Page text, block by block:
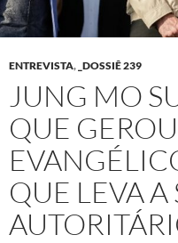
ENTREVISTA, _DOSSIÊ 239
JUNG MO
QUE
QUE LEVA A